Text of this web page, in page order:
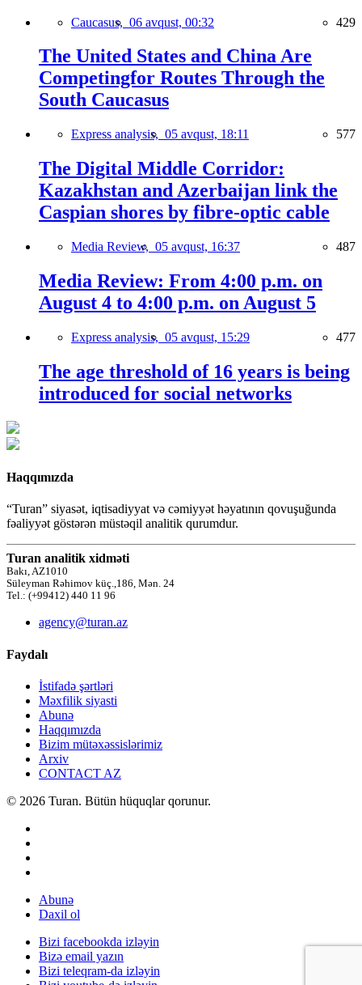
Caucasus, 06 avqust, 00:32 429
The United States and China Are
Competingfor Routes Through the
South Caucasus
Express analysis, 05 avqust, 18:11 577
The Digital Middle Corridor:
Kazakhstan and Azerbaijan link the
Caspian shores by fibre-optic cable
Media Review, 05 avqust, 16:37 487
Media Review: From 4:00 p.m. on
August 4 to 4:00 p.m. on August 5
Express analysis, 05 avqust, 15:29 477
The age threshold of 16 years is being
introduced for social networks
Haqqımızda
“Turan” siyasət, iqtisadiyyat və cəmiyyət həyatının qovuşuğunda
fəaliyyət göstərən müstəqil analitik qurumdur.
Turan analitik xidməti
Bakı, AZ1010
Süleyman Rəhimov küç.,186, Mən. 24
Tel.: (+99412) 440 11 96
agency@turan.az
Faydalı
İstifadə şərtləri
Məxfilik siyasti
Abunə
Haqqımızda
Bizim mütəxəssislərimiz
Arxiv
CONTACT AZ
© 2026 Turan. Bütün hüquqlar qorunur.
Abunə
Daxil ol
Bizi facebookda izləyin
Bizə email yazın
Bizi teleqram-da izləyin